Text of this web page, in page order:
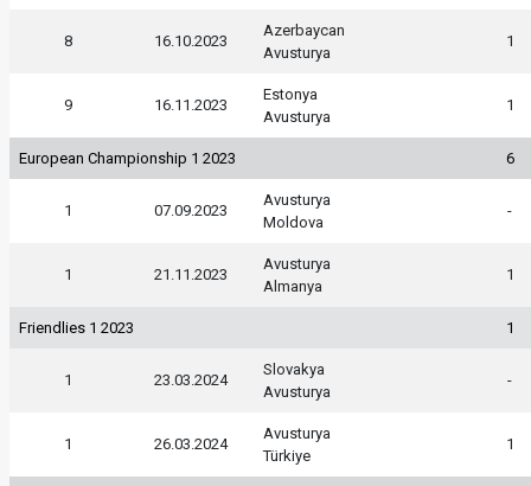
8 16.10.2023
Azerbaycan
Avusturya
1
9 16.11.2023
Estonya
Avusturya
1
European Championship 1 2023 6
1 07.09.2023
Avusturya
Moldova
-
1 21.11.2023
Avusturya
Almanya
1
Friendlies 1 2023 1
1 23.03.2024
Slovakya
Avusturya
-
1 26.03.2024
Avusturya
Türkiye
1